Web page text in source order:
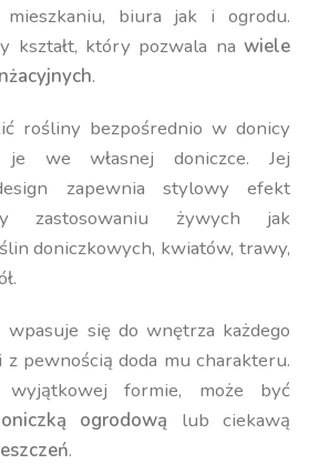
biura jak i ogrodu.
kształt, który pozwala na wiele
.
rośliny bezpośrednio w donicy
we własnej doniczce. Jej
zapewnia stylowy efekt
zastosowaniu żywych jak
doniczkowych, kwiatów, trawy,
wpasuje się do wnętrza każdego
z pewnością doda mu charakteru.
formie, może być
ogrodową lub ciekawą
.